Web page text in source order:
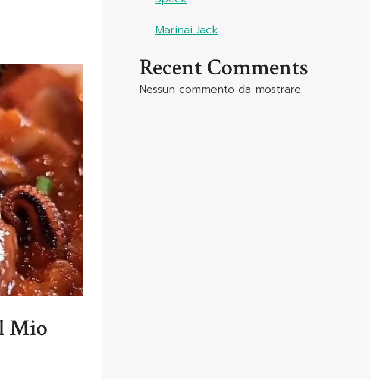
Mio
Marinai Jack
Recent Comments
Nessun commento da mostrare.